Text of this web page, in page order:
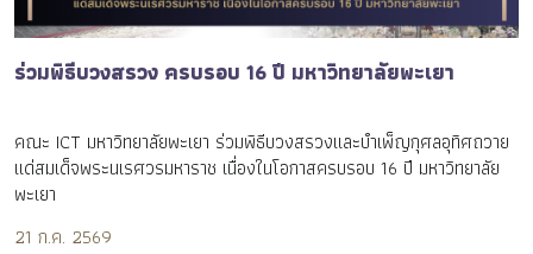
ร่วมพิธีบวงสรวง ครบรอบ 16 ปี มหาวิทยาลัยพะเยา
คณะ ICT มหาวิทยาลัยพะเยา ร่วมพิธีบวงสรวงและบำเพ็ญกุศลอุทิศถวาย
แด่สมเด็จพระนเรศวรมหาราช เนื่องในโอกาสครบรอบ 16 ปี มหาวิทยาลัย
พะเยา
21 ก.ค. 2569